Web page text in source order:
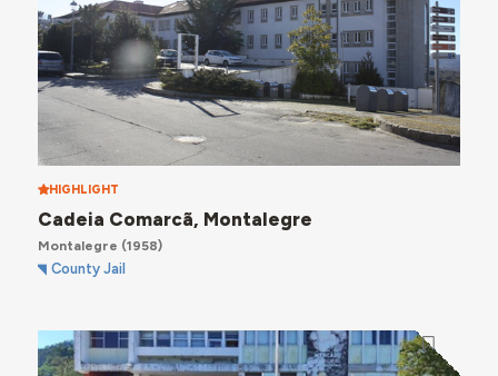
HIGHLIGHT
Cadeia Comarcã, Montalegre
Montalegre (1958)
County Jail